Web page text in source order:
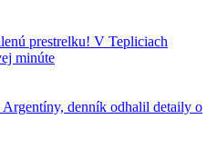
prestrelku! V Tepliciach
minúte
denník odhalil detaily o